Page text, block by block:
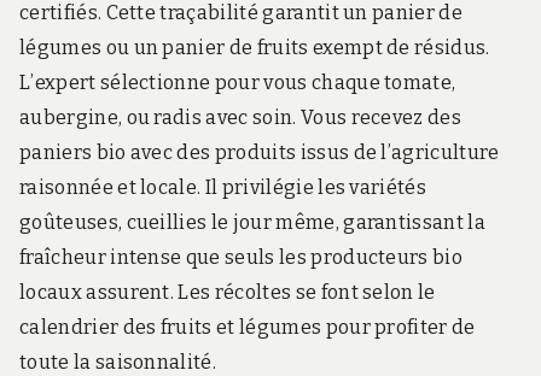
certifiés. Cette traçabilité garantit un panier de
légumes ou un panier de fruits exempt de résidus.
L’expert sélectionne pour vous chaque tomate,
aubergine, ou radis avec soin. Vous recevez des
paniers bio avec des produits issus de l’agriculture
raisonnée et locale. Il privilégie les variétés
goûteuses, cueillies le jour même, garantissant la
fraîcheur intense que seuls les producteurs bio
locaux assurent. Les récoltes se font selon le
calendrier des fruits et légumes pour profiter de
toute la saisonnalité.